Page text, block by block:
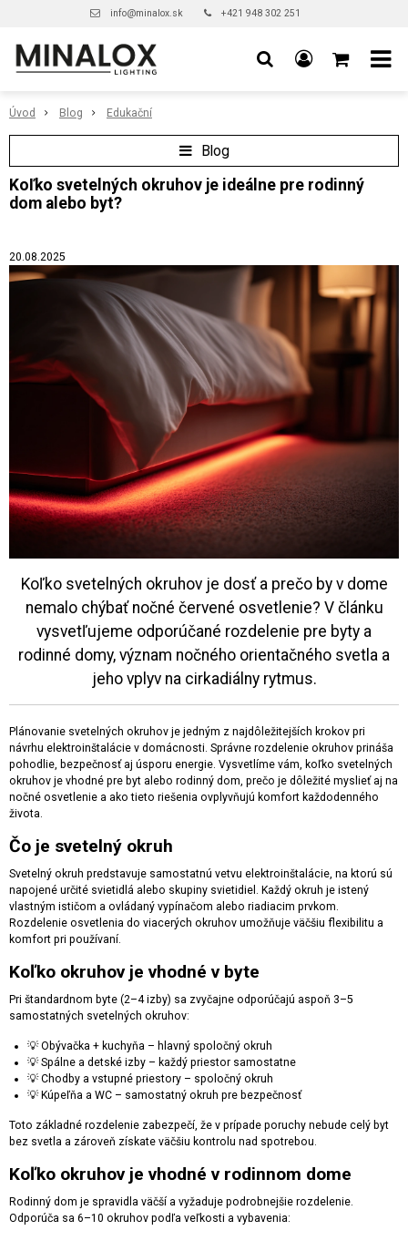
info@minalox.sk +421 948 302 251
Úvod Blog Edukační
Blog
Koľko svetelných okruhov je ideálne pre rodinný
dom alebo byt?
20.08.2025
Koľko svetelných okruhov je dosť a prečo by v dome
nemalo chýbať nočné červené osvetlenie? V článku
vysvetľujeme odporúčané rozdelenie pre byty a
rodinné domy, význam nočného orientačného svetla a
jeho vplyv na cirkadiálny rytmus.
Plánovanie svetelných okruhov je jedným z najdôležitejších krokov pri
návrhu elektroinštalácie v domácnosti. Správne rozdelenie okruhov prináša
pohodlie, bezpečnosť aj úsporu energie. Vysvetlíme vám, koľko svetelných
okruhov je vhodné pre byt alebo rodinný dom, prečo je dôležité myslieť aj na
nočné osvetlenie a ako tieto riešenia ovplyvňujú komfort každodenného
života.
Čo je svetelný okruh
Svetelný okruh predstavuje samostatnú vetvu elektroinštalácie, na ktorú sú
napojené určité svietidlá alebo skupiny svietidiel. Každý okruh je istený
vlastným ističom a ovládaný vypínačom alebo riadiacim prvkom.
Rozdelenie osvetlenia do viacerých okruhov umožňuje väčšiu flexibilitu a
komfort pri používaní.
Koľko okruhov je vhodné v byte
Pri štandardnom byte (2–4 izby) sa zvyčajne odporúčajú aspoň 3–5
samostatných svetelných okruhov:
💡 Obývačka + kuchyňa – hlavný spoločný okruh
💡 Spálne a detské izby – každý priestor samostatne
💡 Chodby a vstupné priestory – spoločný okruh
💡 Kúpeľňa a WC – samostatný okruh pre bezpečnosť
Toto základné rozdelenie zabezpečí, že v prípade poruchy nebude celý byt
bez svetla a zároveň získate väčšiu kontrolu nad spotrebou.
Koľko okruhov je vhodné v rodinnom dome
Rodinný dom je spravidla väčší a vyžaduje podrobnejšie rozdelenie.
Odporúča sa 6–10 okruhov podľa veľkosti a vybavenia: